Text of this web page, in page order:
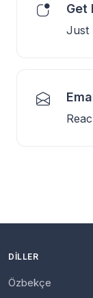
Get
Just
DILLER
Özbekçe